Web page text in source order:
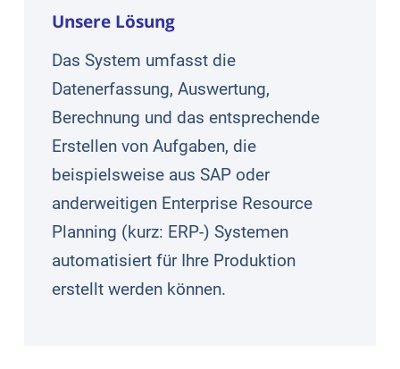
Unsere Lösung
Das System umfasst die
Datenerfassung, Auswertung,
Berechnung und das entsprechende
Erstellen von Aufgaben, die
beispielsweise aus SAP oder
anderweitigen Enterprise Resource
Planning (kurz: ERP-) Systemen
automatisiert für Ihre Produktion
erstellt werden können.